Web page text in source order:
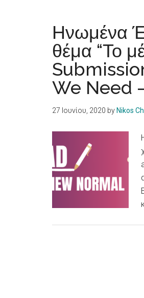
Ηνωμένα
θέμα “Το
We Need
27 Ιουνίου, 2020 by Nikos